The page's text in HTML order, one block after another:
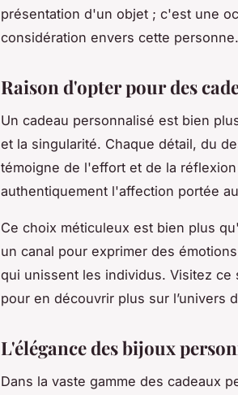
présentation d'un objet ; c'est une
considération envers cette
Raison d'opter pour des
Un cadeau personnalisé est bien
et la singularité. Chaque détail, du
témoigne de l'effort et de la
authentiquement l'affection portée
Ce choix méticuleux est bien plus
un canal pour exprimer des
qui unissent les individus. Visitez ce
pour en découvrir plus sur l’univers
L'élégance des bijoux
Dans la vaste gamme des cadeaux